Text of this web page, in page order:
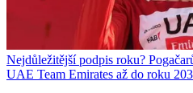
Nejdůležitější podpis roku?
UAE Team Emirates až do roku